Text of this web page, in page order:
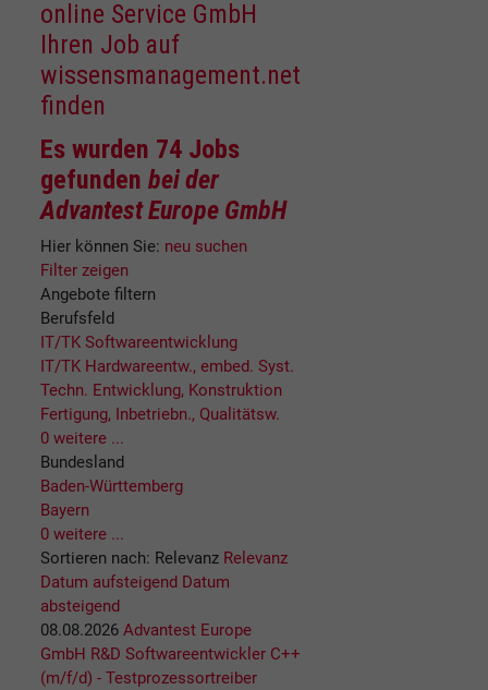
Ihren Job auf
wissensmanagement.net
finden
Es wurden 74 Jobs
gefunden bei der
Advantest Europe GmbH
Hier können Sie: neu suchen
Filter zeigen
Angebote filtern
Berufsfeld
IT/TK Softwareentwicklung
IT/TK Hardwareentw., embed. Syst.
Techn. Entwicklung, Konstruktion
Fertigung, Inbetriebn., Qualitätsw.
0 weitere ...
Bundesland
Baden-Württemberg
Bayern
0 weitere ...
Sortieren nach: Relevanz Relevanz
Datum aufsteigend Datum
absteigend
08.08.2026 Advantest Europe
GmbH R&D Softwareentwickler C++
(m/f/d) - Testprozessortreiber